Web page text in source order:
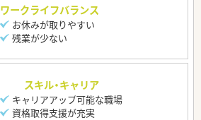
ワークライフバランス
お休みが取りやすい
残業が少ない
スキル・キャリア
キャリアアップ可能な職場
資格取得支援が充実